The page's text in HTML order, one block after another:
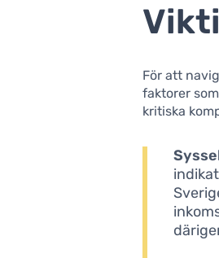
För att
faktorer
kritiska